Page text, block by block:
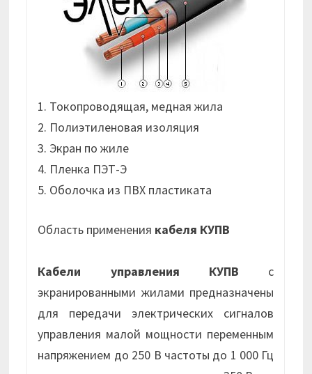
1. Токопроводящая, медная жила
2. Полиэтиленовая изоляция
3. Экран по жиле
4. Пленка ПЭТ-Э
5. Оболочка из ПВХ пластиката
Область применения кабеля КУПВ
Кабели управления КУПВ с
экранированными жилами предназначены
для передачи электрических сигналов
управления малой мощности переменным
напряжением до 250 В частоты до 1 000 Гц